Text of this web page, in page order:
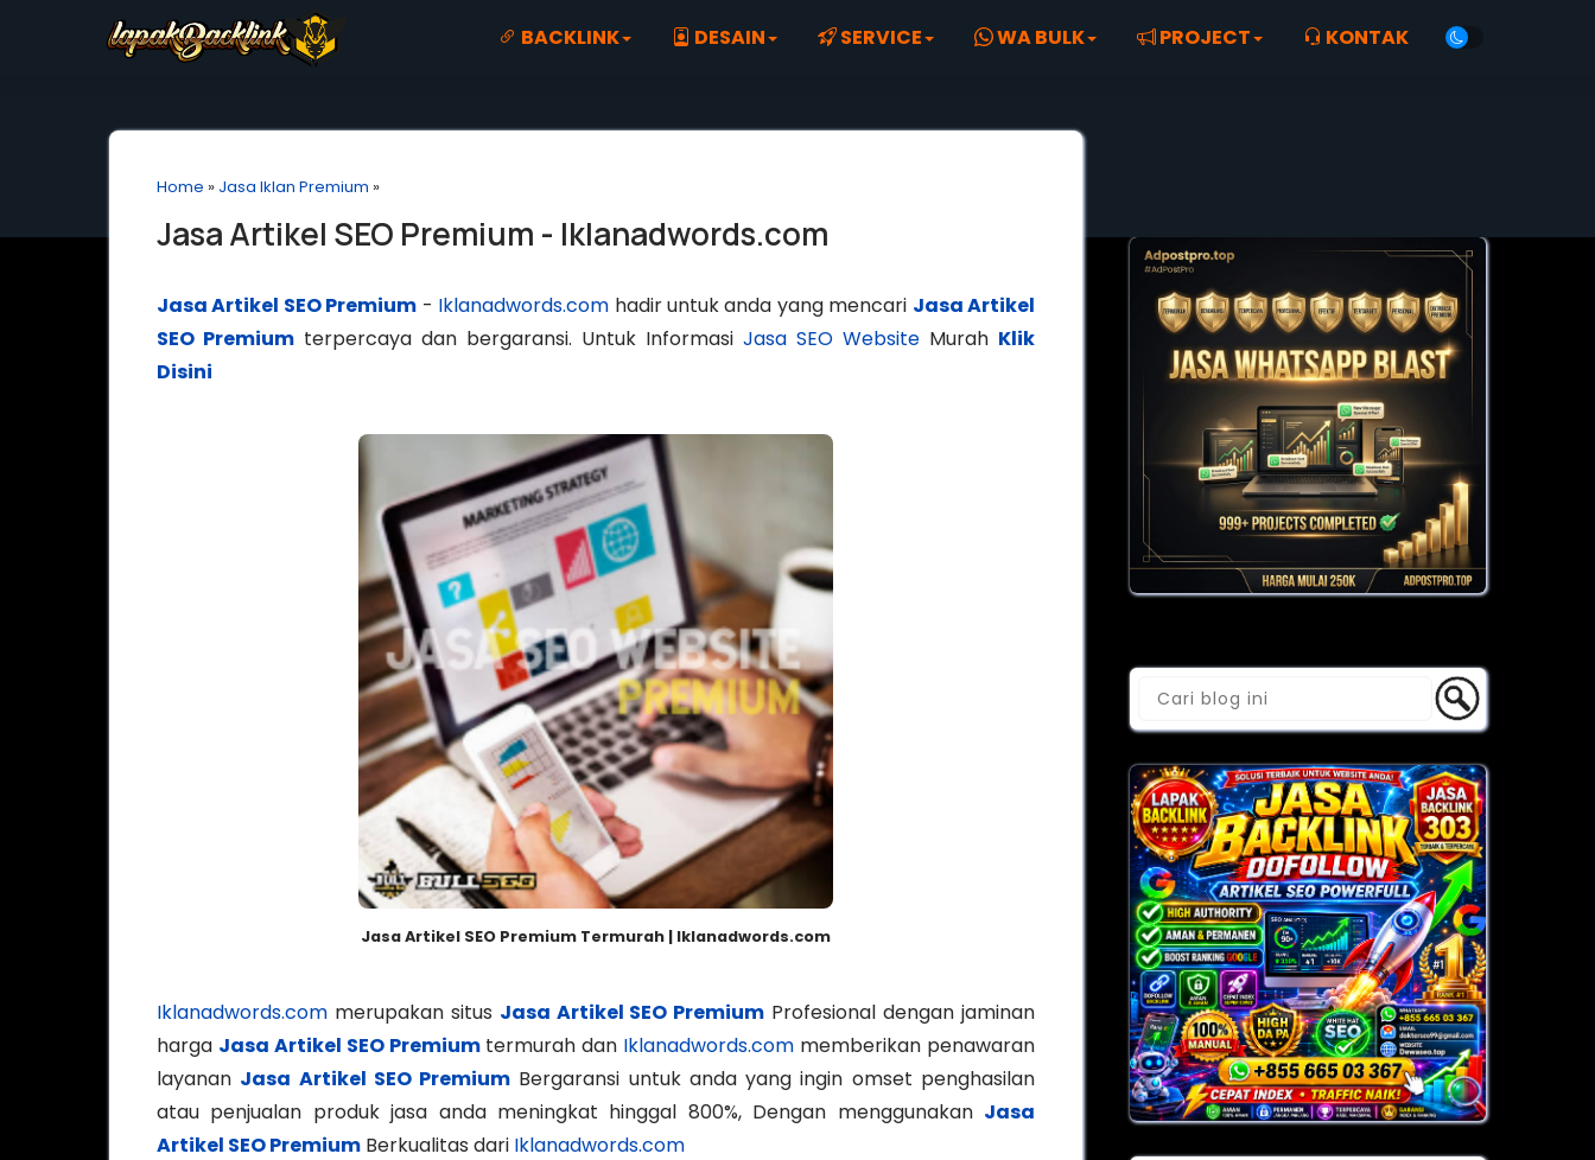
BACKLINK DESAIN SERVICE WA BULK PROJECT KONTAK
Home » Jasa Iklan Premium »
Jasa Artikel SEO Premium - Iklanadwords.com
Jasa Artikel SEO Premium - Iklanadwords.com hadir untuk anda yang mencari Jasa Artikel
SEO Premium terpercaya dan bergaransi. Untuk Informasi Jasa SEO Website Murah Klik
Disini
Jasa Artikel SEO Premium Termurah | Iklanadwords.com
Iklanadwords.com merupakan situs Jasa Artikel SEO Premium Profesional dengan jaminan
harga Jasa Artikel SEO Premiumtermurah dan Iklanadwords.com memberikan penawaran
layanan Jasa Artikel SEO Premium Bergaransi untuk anda yang ingin omset penghasilan
atau penjualan produk jasa anda meningkat hinggal 800%, Dengan menggunakan Jasa
Artikel SEO Premium Berkualitas dari Iklanadwords.com